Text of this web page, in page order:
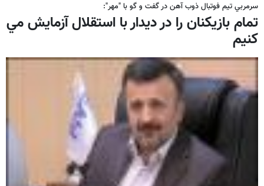
سرمربي تيم فوتبال ذوب آهن در گفت و گو با "مهر":
تمام بازيكنان را در ديدار با استقلال آزمايش مي
كنيم